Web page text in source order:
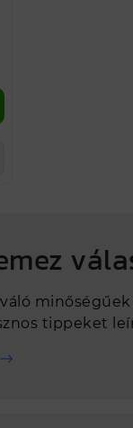
tippeket